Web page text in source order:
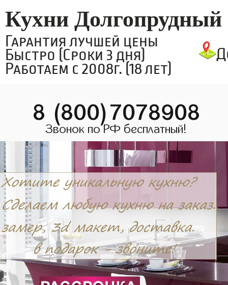
Кухни Долгопрудный
Гарантия лучшей цены
Быстро (Сроки 3 дня)
Работаем с 2008г. (18 лет)
8 (800)7078908
Звонок по РФ бесплатный!